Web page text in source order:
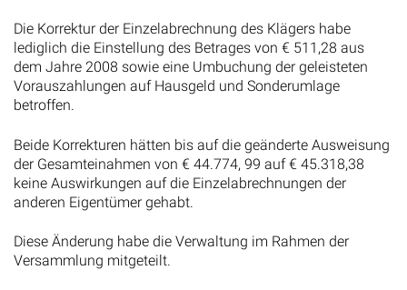
Die Korrektur der Einzelabrechnung des Klägers habe
lediglich die Einstellung des Betrages von € 511,28 aus
dem Jahre 2008 sowie eine Umbuchung der geleisteten
Vorauszahlungen auf Hausgeld und Sonderumlage
betroffen.
Beide Korrekturen hätten bis auf die geänderte Ausweisung
der Gesamteinahmen von € 44.774, 99 auf € 45.318,38
keine Auswirkungen auf die Einzelabrechnungen der
anderen Eigentümer gehabt.
Diese Änderung habe die Verwaltung im Rahmen der
Versammlung mitgeteilt.